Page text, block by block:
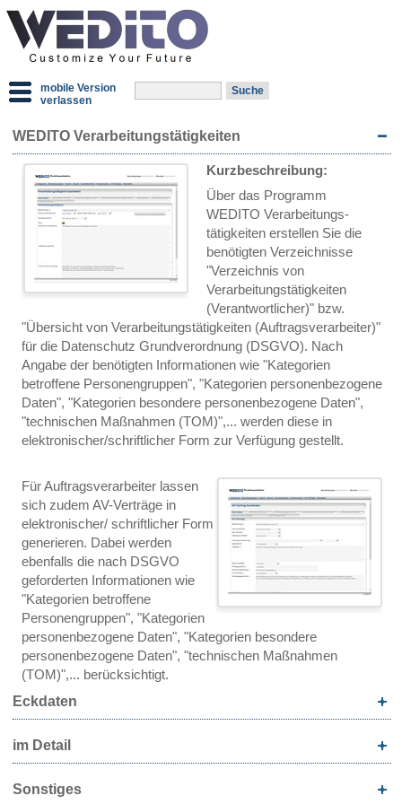
mobile Version
verlassen
WEDITO Verarbeitungstätigkeiten
Kurzbeschreibung:
Über das Programm
WEDITO Verarbeitungs­
tätigkeiten erstellen Sie die
benötigten Verzeichnisse
"Verzeichnis von
Verarbeitungstätigkeiten
(Verantwortlicher)" bzw.
"Übersicht von Verarbeitungstätigkeiten (Auftragsverarbeiter)"
für die Datenschutz Grundverordnung (DSGVO). Nach
Angabe der benötigten Informationen wie "Kategorien
betroffene Personengruppen", "Kategorien personenbezogene
Daten", "Kategorien besondere personenbezogene Daten",
"technischen Maßnahmen (TOM)",... werden diese in
elektronischer/schriftlicher Form zur Verfügung gestellt.
Für Auftragsverarbeiter lassen
sich zudem AV-Verträge in
elektronischer/ schriftlicher Form
generieren. Dabei werden
ebenfalls die nach DSGVO
geforderten Informationen wie
"Kategorien betroffene
Personengruppen", "Kategorien
personenbezogene Daten", "Kategorien besondere
personenbezogene Daten", "technischen Maßnahmen
(TOM)",... berücksichtigt.
Eckdaten
im Detail
Sonstiges